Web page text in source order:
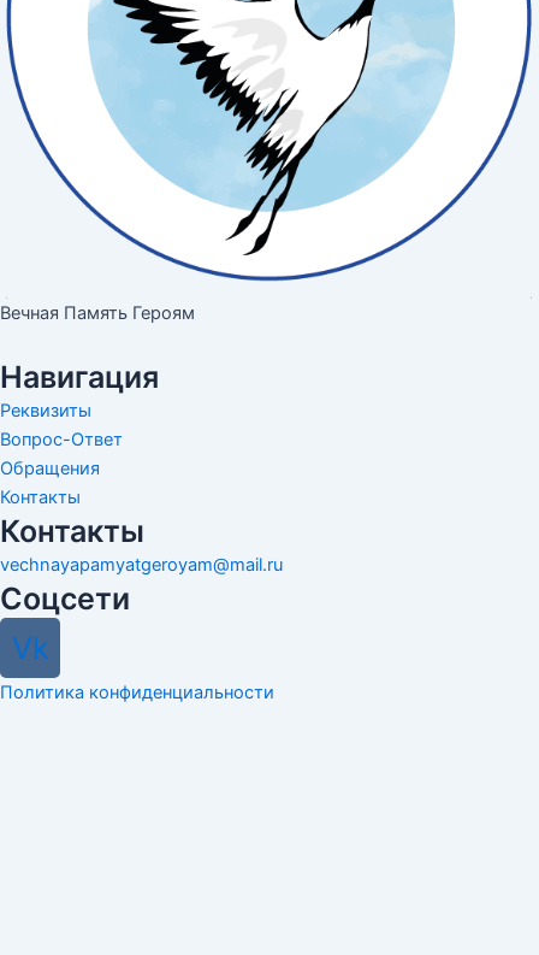
Вечная Память Героям
Навигация
Реквизиты
Вопрос-Ответ
Обращения
Контакты
Контакты
vechnayapamyatgeroyam@mail.ru
Соцсети
Vk
Политика конфиденциальности